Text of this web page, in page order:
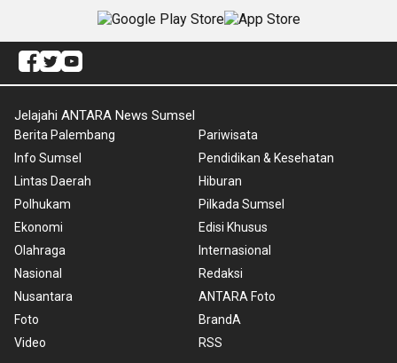
Jelajahi ANTARA News Sumsel
Berita Palembang
Info Sumsel
Lintas Daerah
Polhukam
Ekonomi
Olahraga
Nasional
Nusantara
Foto
Video
Pariwisata
Pendidikan & Kesehatan
Hiburan
Pilkada Sumsel
Edisi Khusus
Internasional
Redaksi
ANTARA Foto
BrandA
RSS